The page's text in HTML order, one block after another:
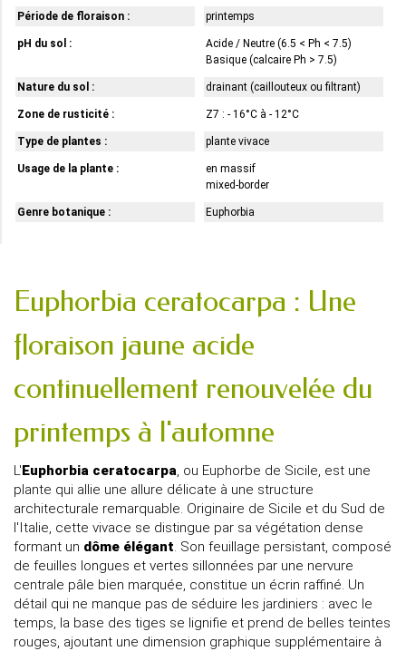
Période de floraison : printemps
pH du sol :
Acide / Neutre (6.5 < Ph < 7.5)
Basique (calcaire Ph > 7.5)
Nature du sol : drainant (caillouteux ou filtrant)
Zone de rusticité : Z7 : - 16°C à - 12°C
Type de plantes : plante vivace
Usage de la plante :
en massif
mixed-border
Genre botanique : Euphorbia
Euphorbia ceratocarpa : Une
floraison jaune acide
continuellement renouvelée du
printemps à l'automne
L'Euphorbia ceratocarpa, ou Euphorbe de Sicile, est une
plante qui allie une allure délicate à une structure
architecturale remarquable. Originaire de Sicile et du Sud de
l'Italie, cette vivace se distingue par sa végétation dense
formant un dôme élégant. Son feuillage persistant, composé
de feuilles longues et vertes sillonnées par une nervure
centrale pâle bien marquée, constitue un écrin raffiné. Un
détail qui ne manque pas de séduire les jardiniers : avec le
temps, la base des tiges se lignifie et prend de belles teintes
rouges, ajoutant une dimension graphique supplémentaire à